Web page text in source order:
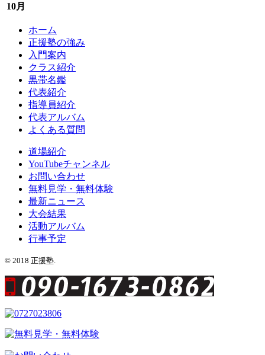
10月
ホーム
正援塾の強み
入門案内
クラス紹介
黒帯名鑑
代表紹介
指導員紹介
代表アルバム
よくある質問
道場紹介
YouTubeチャンネル
お問い合わせ
無料見学・無料体験
最新ニュース
大会結果
活動アルバム
行事予定
© 2018 正援塾.